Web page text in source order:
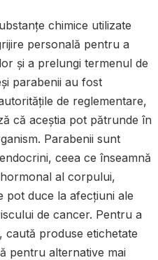
chimice utilizate
personală pentru a
și a prelungi termenul de
parabenii au fost
de reglementare,
că aceștia pot pătrunde în
Parabenii sunt
ceea ce înseamnă
al corpului,
pot duce la afecțiuni ale
de cancer. Pentru a
caută produse etichetate
pentru alternative mai